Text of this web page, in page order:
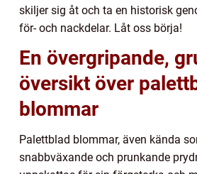
skiljer sig åt och ta en historisk
för- och nackdelar. Låt oss börja!
En övergripande,
översikt över
blommar
Palettblad blommar, även kända
snabbväxande och prunkande